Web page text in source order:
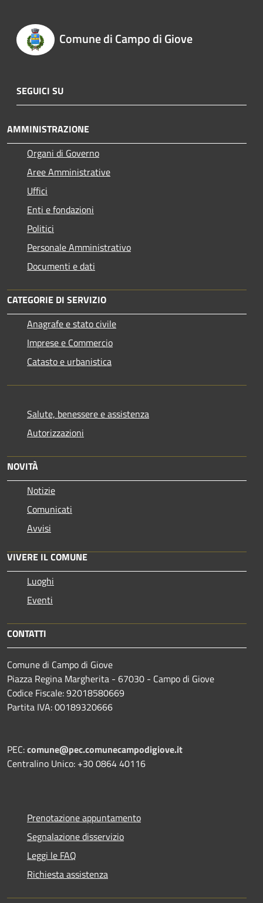
Comune di Campo di Giove
SEGUICI SU
AMMINISTRAZIONE
Organi di Governo
Aree Amministrative
Uffici
Enti e fondazioni
Politici
Personale Amministrativo
Documenti e dati
CATEGORIE DI SERVIZIO
Anagrafe e stato civile
Imprese e Commercio
Catasto e urbanistica
Salute, benessere e assistenza
Autorizzazioni
NOVITÀ
Notizie
Comunicati
Avvisi
VIVERE IL COMUNE
Luoghi
Eventi
CONTATTI
Comune di Campo di Giove
Piazza Regina Margherita - 67030 - Campo di Giove
Codice Fiscale: 92018580669
Partita IVA: 00189320666
PEC:comune@pec.comunecampodigiove.it
Centralino Unico: +30 0864 40116
Prenotazione appuntamento
Segnalazione disservizio
Leggi le FAQ
Richiesta assistenza